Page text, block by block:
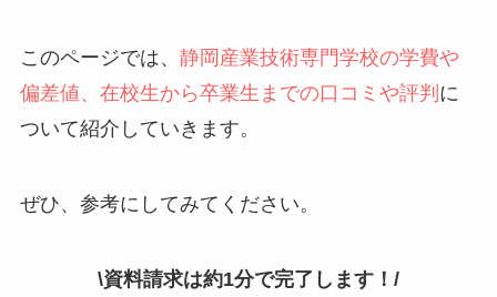
このページでは、 静岡産業技術専門学校の学費や
偏差値、在校生から卒業生までの口コミや評判 に
ついて紹介していきます。
ぜひ、参考にしてみてください。
\資料請求は約1分で完了します！/